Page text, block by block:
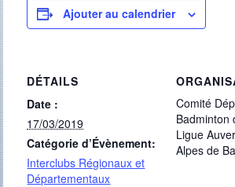
Ajouter au calendrier
DÉTAILS
Date :
17/03/2019
Catégorie d’Évènement:
Interclubs Régionaux et
Départementaux
Comité
Badminton
Ligue
Alpes de